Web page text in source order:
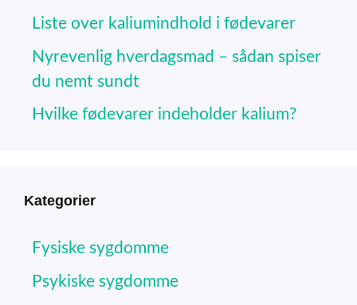
Liste over kaliumindhold i fødevarer
Nyrevenlig hverdagsmad – sådan spiser
du nemt sundt
Hvilke fødevarer indeholder kalium?
Kategorier
Fysiske sygdomme
Psykiske sygdomme